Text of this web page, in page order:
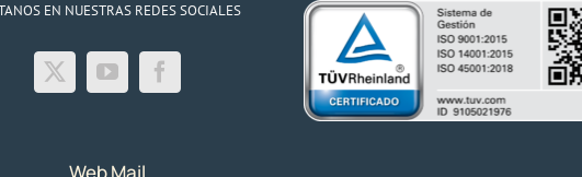
EN NUESTRAS REDES SOCIALES